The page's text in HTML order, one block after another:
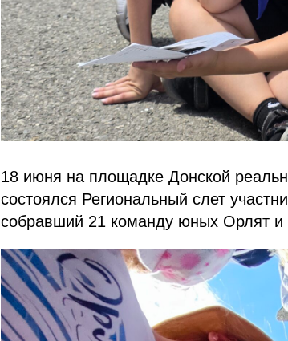
18 июня на площадке Донской
состоялся Региональный слет
собравший 21 команду юных Орлят и